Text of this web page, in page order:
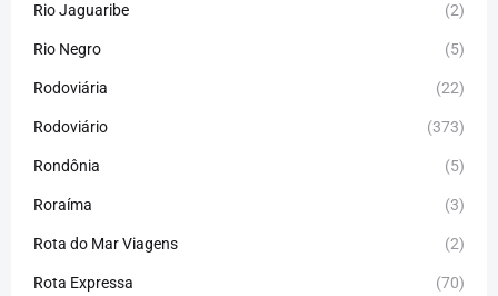
Rio Jaguaribe (2)
Rio Negro (5)
Rodoviária (22)
Rodoviário (373)
Rondônia (5)
Roraíma (3)
Rota do Mar Viagens (2)
Rota Expressa (70)